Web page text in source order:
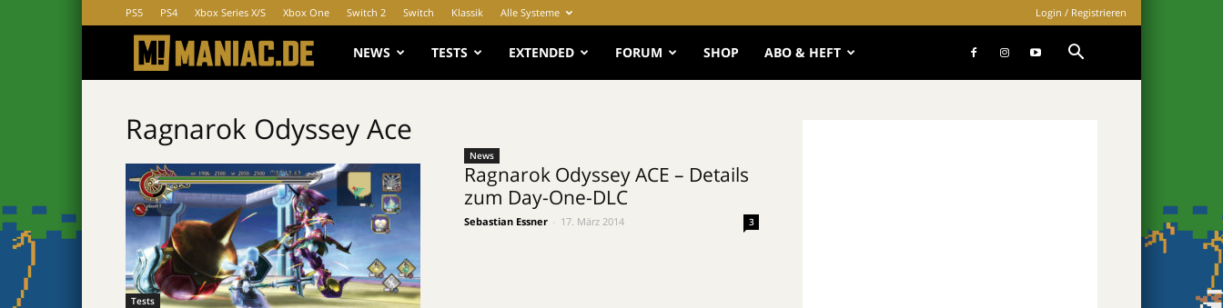
PS5 PS4 Xbox Series X/S Xbox One Switch 2 Switch Klassik Alle Systeme Login / Registrieren
MANIAC.de
NEWS TESTS EXTENDED FORUM SHOP ABO & HEFT
Ragnarok Odyssey Ace
Tests
News
Ragnarok Odyssey ACE – Details
zum Day-One-DLC
Sebastian Essner 17. März 2014 3